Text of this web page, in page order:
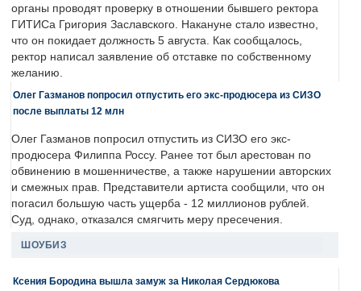
органы проводят проверку в отношении бывшего ректора
ГИТИСа Григория Заславского. Накануне стало известно,
что он покидает должность 5 августа. Как сообщалось,
ректор написал заявление об отставке по собственному
желанию.
Олег Газманов попросил отпустить его экс-продюсера из СИЗО
после выплаты 12 млн
Олег Газманов попросил отпустить из СИЗО его экс-
продюсера Филиппа Россу. Ранее тот был арестован по
обвинению в мошенничестве, а также нарушении авторских
и смежных прав. Представители артиста сообщили, что он
погасил большую часть ущерба - 12 миллионов рублей.
Суд, однако, отказался смягчить меру пресечения.
ШОУБИЗ
Ксения Бородина вышла замуж за Николая Сердюкова